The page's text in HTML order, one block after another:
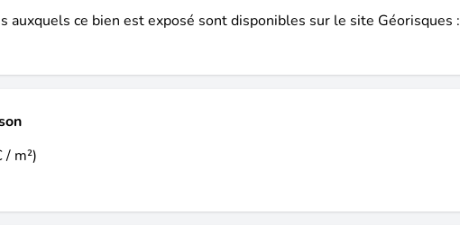
auxquels ce bien est exposé sont disponibles sur le site Géorisques :
m²)